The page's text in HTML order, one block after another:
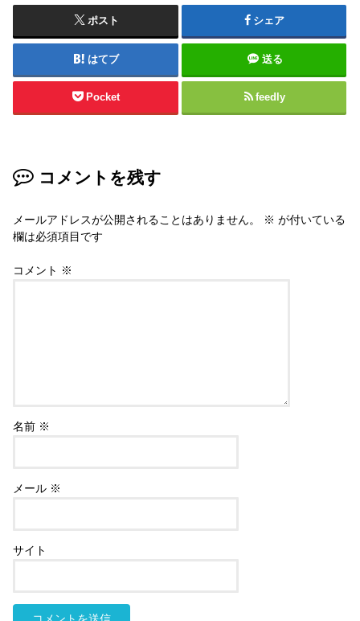
ポスト シェア
はてブ 送る
Pocket feedly
コメントを残す
メールアドレスが公開されることはありません。 ※ が付いている
欄は必須項目です
コメント ※
名前 ※
メール ※
サイト